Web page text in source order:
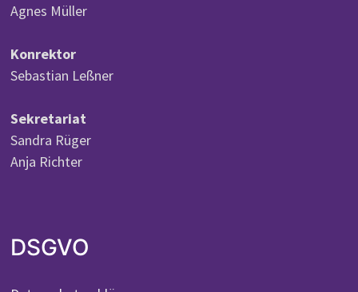
Agnes Müller
Konrektor
Sebastian Leßner
Sekretariat
Sandra Rüger
Anja Richter
DSGVO